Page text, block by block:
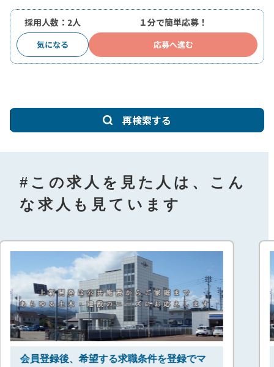
採用人数：2人
気になる
１分で簡単応募！
応募へ進む
再検索する
#この求人を見た人は、こん
な求人も見ています
求職条件を登録でマ
会員登録